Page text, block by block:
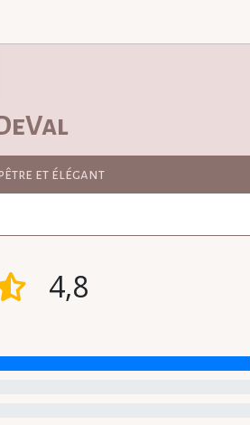
et élégant
4,8